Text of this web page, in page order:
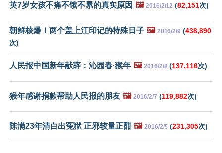
英7岁女孩不痛不饿不累的真实原因 🖼️ 2016/2/12 (82,151次)
朝鲜核爆！两个盖上江印记的特殊日子 🖼️ 2016/2/9 (438,890
次)
人民报中国新年献辞：沁园春·猴年 🖼️ 2016/2/8 (137,116次)
猴年感谢捐款帮助人民报的朋友 🖼️ 2016/2/7 (119,882次)
陈满23年清白出冤狱 正邪较量正酣 🖼️ 2016/2/5 (231,305次)